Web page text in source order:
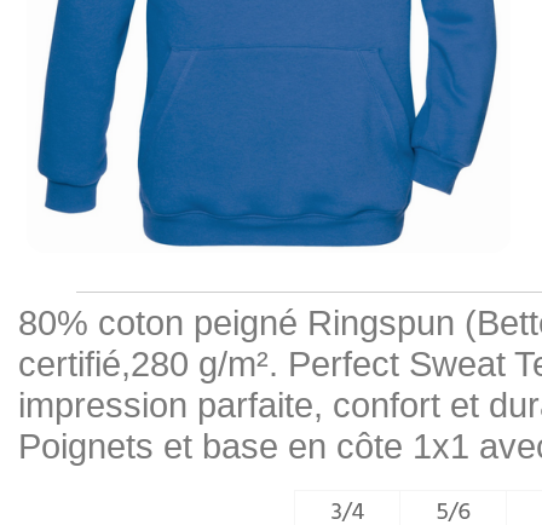
80% coton peigné Ringspun
certifié,280 g/m². Perfect Sweat
impression parfaite, confort et
Poignets et base en côte 1x1